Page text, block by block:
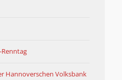
Hannoverschen Volksbank